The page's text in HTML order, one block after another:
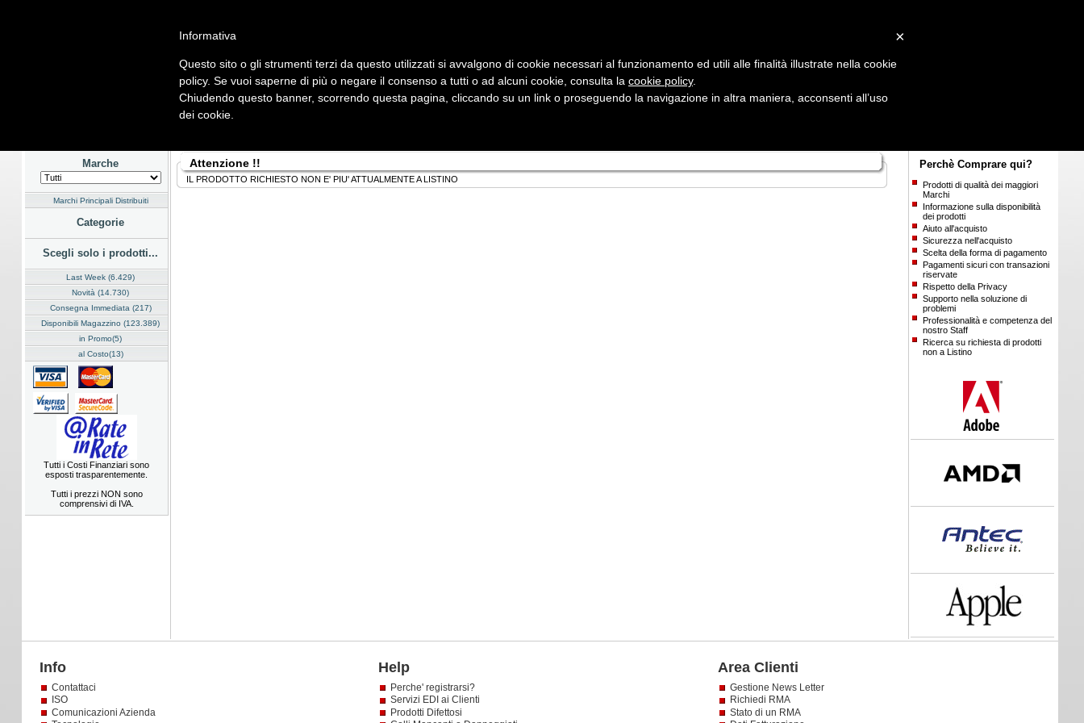
Dati Cliente Servizi Company
Cerca:
Fotografia Telefonia Audio Video Energia Sicurezza e Automazione Servizi
Robotica
Marche
Marchi Principali Distribuiti
Categorie
Scegli solo i prodotti...
Last Week (6.429)
Novità (14.730)
Consegna Immediata (217)
Disponibili Magazzino (123.389)
in Promo(5)
al Costo(13)
Tutti i Costi Finanziari sono
esposti trasparentemente.
Tutti i prezzi NON sono
comprensivi di IVA.
Attenzione !!
IL PRODOTTO RICHIESTO NON E' PIU' ATTUALMENTE A LISTINO
Perchè Comprare qui?
Prodotti di qualità dei maggiori
Marchi
Informazione sulla disponibilità
dei prodotti
Aiuto all'acquisto
Sicurezza nell'acquisto
Scelta della forma di pagamento
Pagamenti sicuri con transazioni
riservate
Rispetto della Privacy
Supporto nella soluzione di
problemi
Professionalità e competenza del
nostro Staff
Ricerca su richiesta di prodotti
non a Listino
Info Help Area Clienti
Contattaci
ISO
Comunicazioni Azienda
Perche' registrarsi?
Servizi EDI ai Clienti
Prodotti Difettosi
Gestione News Letter
Richiedi RMA
Stato di un RMA
×
Informativa
Questo sito o gli strumenti terzi da questo utilizzati si avvalgono di cookie necessari al funzionamento ed utili alle finalità illustrate nella cookie
policy. Se vuoi saperne di più o negare il consenso a tutti o ad alcuni cookie, consulta la cookie policy.
Chiudendo questo banner, scorrendo questa pagina, cliccando su un link o proseguendo la navigazione in altra maniera, acconsenti all’uso
dei cookie.